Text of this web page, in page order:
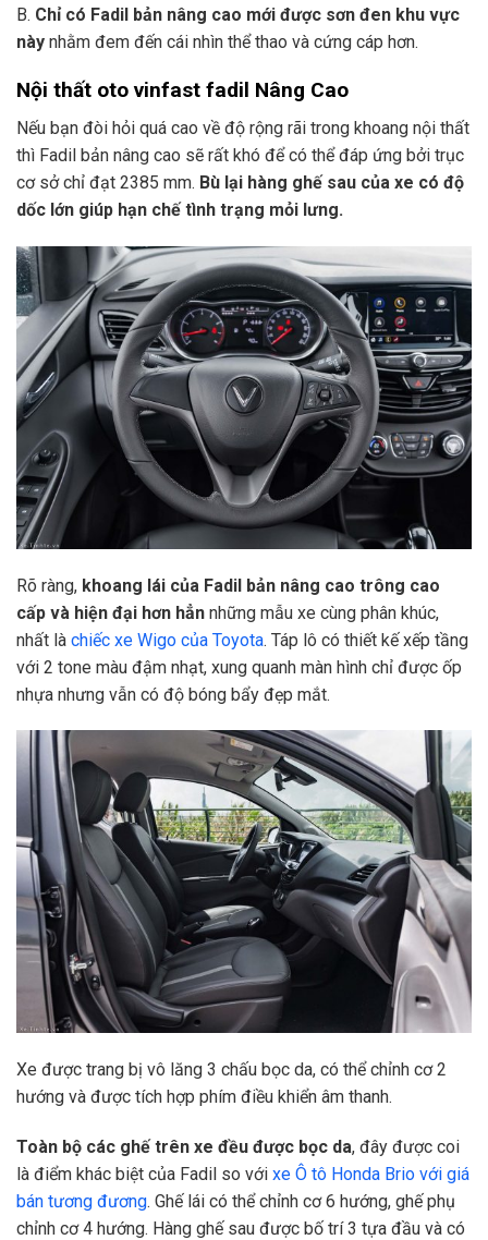
B. Chỉ có Fadil bản nâng cao mới được sơn đen khu vực
này nhằm đem đến cái nhìn thể thao và cứng cáp hơn.
Nội thất oto vinfast fadil Nâng Cao
Nếu bạn đòi hỏi quá cao về độ rộng rãi trong khoang nội thất
thì Fadil bản nâng cao sẽ rất khó để có thể đáp ứng bởi trục
cơ sở chỉ đạt 2385 mm. Bù lại hàng ghế sau của xe có độ
dốc lớn giúp hạn chế tình trạng mỏi lưng.
Rõ ràng, khoang lái của Fadil bản nâng cao trông cao
cấp và hiện đại hơn hẳn những mẫu xe cùng phân khúc,
nhất là chiếc xe Wigo của Toyota. Táp lô có thiết kế xếp tầng
với 2 tone màu đậm nhạt, xung quanh màn hình chỉ được ốp
nhựa nhưng vẫn có độ bóng bẩy đẹp mắt.
Xe được trang bị vô lăng 3 chấu bọc da, có thể chỉnh cơ 2
hướng và được tích hợp phím điều khiển âm thanh.
Toàn bộ các ghế trên xe đều được bọc da, đây được coi
là điểm khác biệt của Fadil so với xe Ô tô Honda Brio với giá
bán tương đương. Ghế lái có thể chỉnh cơ 6 hướng, ghế phụ
chỉnh cơ 4 hướng. Hàng ghế sau được bố trí 3 tựa đầu và có